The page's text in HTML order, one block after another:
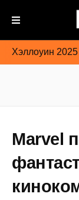
Хэллоуин 2025
Marvel